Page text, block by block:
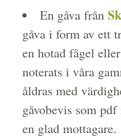
En gåva från
gåva i form av ett
en hotad fågel
noterats i våra
åldras med
gåvobevis som
en glad mottagare.